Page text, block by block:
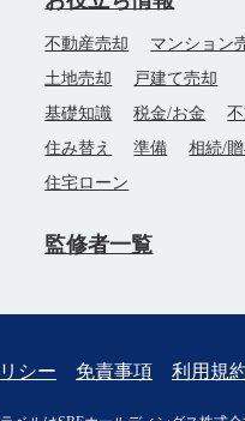
不動産売却
マンション
土地売却
戸建て売却
基礎知識
税金/お金
住み替え
準備
相続/
住宅ローン
監修者一覧
シー 免責事項 利用規